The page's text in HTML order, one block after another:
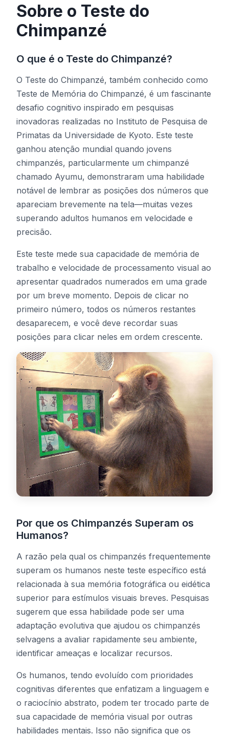
Teste de Matiz
Rastreamento de Objetos
Hand-Eye Coordination
FPS Reaction
Ranking
🇧🇷 PT
Sobre o Teste do
Chimpanzé
O que é o Teste do Chimpanzé?
O Teste do Chimpanzé, também conhecido como
Teste de Memória do Chimpanzé, é um fascinante
desafio cognitivo inspirado em pesquisas
inovadoras realizadas no Instituto de Pesquisa de
Primatas da Universidade de Kyoto. Este teste
ganhou atenção mundial quando jovens
chimpanzés, particularmente um chimpanzé
chamado Ayumu, demonstraram uma habilidade
notável de lembrar as posições dos números que
apareciam brevemente na tela—muitas vezes
superando adultos humanos em velocidade e
precisão.
Este teste mede sua capacidade de memória de
trabalho e velocidade de processamento visual ao
apresentar quadrados numerados em uma grade
por um breve momento. Depois de clicar no
primeiro número, todos os números restantes
desaparecem, e você deve recordar suas
posições para clicar neles em ordem crescente.
Por que os Chimpanzés Superam os
Humanos?
A razão pela qual os chimpanzés frequentemente
superam os humanos neste teste específico está
relacionada à sua memória fotográfica ou eidética
superior para estímulos visuais breves. Pesquisas
sugerem que essa habilidade pode ser uma
adaptação evolutiva que ajudou os chimpanzés
selvagens a avaliar rapidamente seu ambiente,
identificar ameaças e localizar recursos.
Os humanos, tendo evoluído com prioridades
cognitivas diferentes que enfatizam a linguagem e
o raciocínio abstrato, podem ter trocado parte de
sua capacidade de memória visual por outras
habilidades mentais. Isso não significa que os